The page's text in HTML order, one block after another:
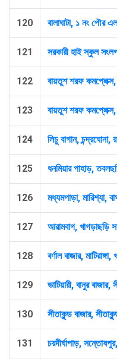
120 বালাঘাটা, ১ নং পৌর
121 সরকারী হাই স্কুল
122 বায়তুশ শরফ কমপ্লেক্স,
123 বায়তুশ শরফ কমপ্লেক্স,
124 লিচু বাগান, চন্দ্রঘোনা,
125 ধনমিয়ার পাহাড়,
126 মধ্যমপাড়া, মারিশ্যা,
127 আরামবাগ, খাগড়াছড়ি
128 বর্ণাল বাজার,
129 ভাটিয়ারী, বানুর বাজার,
130 সীতাকুন্ড বাজার,
131 চরদীর্ঘাপাড়,